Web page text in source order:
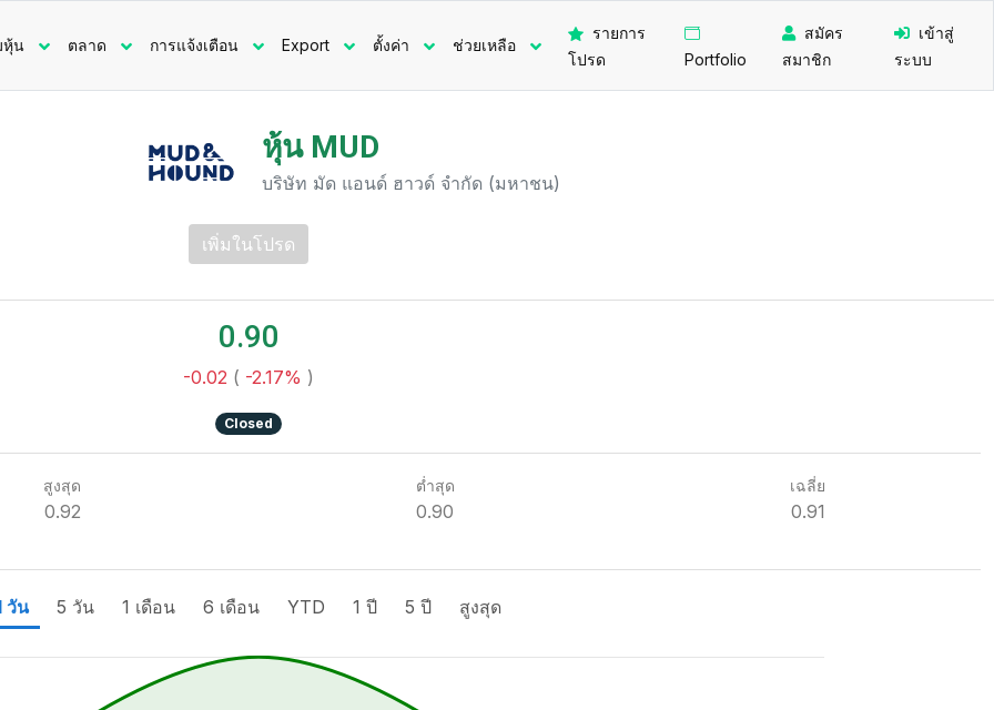
หุ้น ตลาด การแจ้งเตือน Export ตั้งค่า ช่วยเหลือ
รายการ
โปรด
Portfolio
สมัคร
สมาชิก
เข้าสู่
ระบบ
หุ้น MUD
บริษัท มัด แอนด์ ฮาวด์ จำกัด (มหาชน)
เพิ่มในโปรด
0.90
-0.02 ( -2.17% )
Closed
สูงสุด
0.92
ต่ำสุด
0.90
เฉลี่ย
0.91
วัน 5 วัน 1 เดือน 6 เดือน YTD 1 ปี 5 ปี สูงสุด